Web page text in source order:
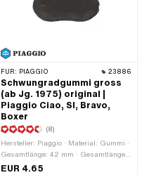
FÜR: PIAGGIO 23886
Schwungradgummi gross
(ab Jg. 1975) original |
Piaggio Ciao, SI, Bravo,
Boxer
(8)
Hersteller: Piaggio · Material: Gummi ·
Gesamtlänge: 42 mm · Gesamtlänge:
47 mm · Farbe: schwarz · Breite: 24
EUR 4.65